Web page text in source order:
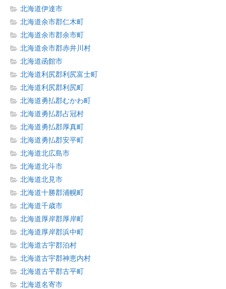
北海道伊達市
北海道余市郡仁木町
北海道余市郡余市町
北海道余市郡赤井川村
北海道函館市
北海道利尻郡利尻富士町
北海道利尻郡利尻町
北海道勇払郡むかわ町
北海道勇払郡占冠村
北海道勇払郡厚真町
北海道勇払郡安平町
北海道北広島市
北海道北斗市
北海道北見市
北海道十勝郡浦幌町
北海道千歳市
北海道厚岸郡厚岸町
北海道厚岸郡浜中町
北海道古宇郡泊村
北海道古宇郡神恵内村
北海道古平郡古平町
北海道名寄市